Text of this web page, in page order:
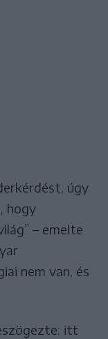
úgy
hogy
– emelte
nem van, és
itt